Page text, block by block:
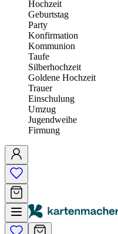
Hochzeit
Geburtstag
Party
Konfirmation
Kommunion
Taufe
Silberhochzeit
Goldene Hochzeit
Trauer
Einschulung
Umzug
Jugendweihe
Firmung